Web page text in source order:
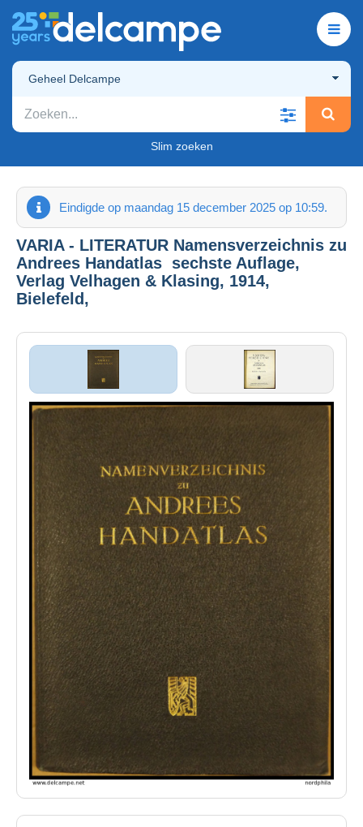
Geheel Delcampe
Slim zoeken
Eindigde op maandag 15 december 2025 op 10:59.
VARIA - LITERATUR Namensverzeichnis zu
Andrees Handatlas  sechste Auflage,
Verlag Velhagen & Klasing, 1914,
Bielefeld,